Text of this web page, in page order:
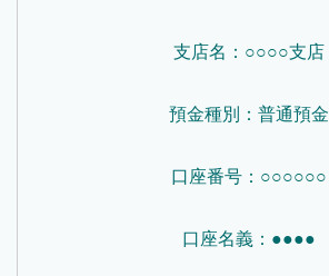
支店名：○○○○支店
預金種別：普通預金
口座番号：○○○○○○
口座名義：●●●●